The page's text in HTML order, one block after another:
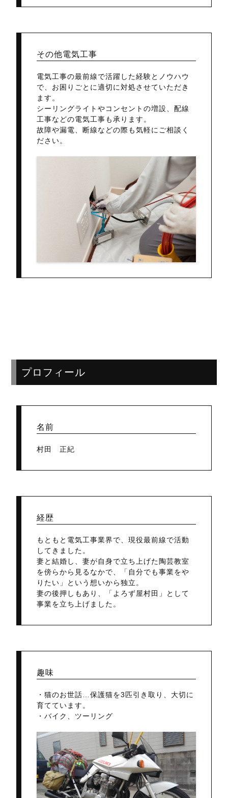
その他電気工事
電気工事の最前線で活躍した経験とノウハウ
で、お困りごとに適切に対処させていただき
ます。
シーリングライトやコンセントの増設、配線
工事などの電気工事も承ります。
故障や漏電、断線などの際も気軽にご相談く
ださい。
プロフィール
名前
村田 正紀
経歴
もともと電気工事業界で、現役最前線で活動
してきました。
妻と結婚し、妻が自身で立ち上げた陶芸教室
を傍らから見るなかで、「自分でも事業をや
りたい」という想いから独立。
妻の後押しもあり、「よろず屋村田」として
事業を立ち上げました。
趣味
・猫のお世話…保護猫を3匹引き取り、大切に
育てています。
・バイク、ツーリング